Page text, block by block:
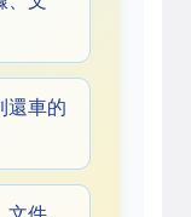
還車的